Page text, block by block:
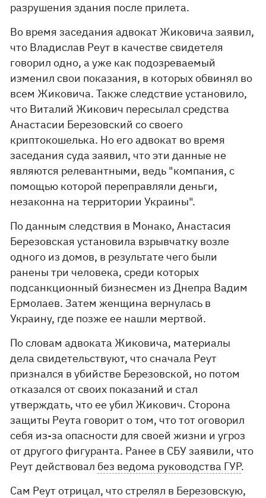
разрушения здания после прилета.
Во время заседания адвокат Жиковича заявил,
что Владислав Реут в качестве свидетеля
говорил одно, а уже как подозреваемый
изменил свои показания, в которых обвинял во
всем Жиковича. Также следствие установило,
что Виталий Жикович пересылал средства
Анастасии Березовский со своего
криптокошелька. Но его адвокат во время
заседания суда заявил, что эти данные не
являются релевантными, ведь "компания, с
помощью которой переправляли деньги,
незаконна на территории Украины".
По данным следствия в Монако, Анастасия
Березовская установила взрывчатку возле
одного из домов, в результате чего были
ранены три человека, среди которых
подсанкционный бизнесмен из Днепра Вадим
Ермолаев. Затем женщина вернулась в
Украину, где позже ее нашли мертвой.
По словам адвоката Жиковича, материалы
дела свидетельствуют, что сначала Реут
признался в убийстве Березовской, но потом
отказался от своих показаний и стал
утверждать, что ее убил Жикович. Сторона
защиты Реута говорит о том, что тот оговорил
себя из-за опасности для своей жизни и угроз
от другого фигуранта. Ранее в СБУ заявили, что
Реут действовал без ведома руководства ГУР.
Сам Реут отрицал, что стрелял в Березовскую,